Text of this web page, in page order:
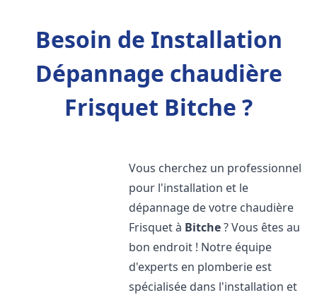
Besoin de Installation
Dépannage chaudière
Frisquet Bitche ?
Vous cherchez un professionnel
pour l'installation et le
dépannage de votre chaudière
Frisquet à Bitche? Vous êtes au
bon endroit ! Notre équipe
d'experts en plomberie est
spécialisée dans l'installation et